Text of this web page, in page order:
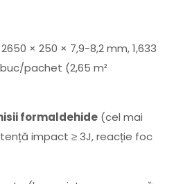
× 250 × 7,9-8,2 mm, 1,633
pachet (2,65 m²
formaldehide (cel mai
impact ≥ 3J, reacție foc